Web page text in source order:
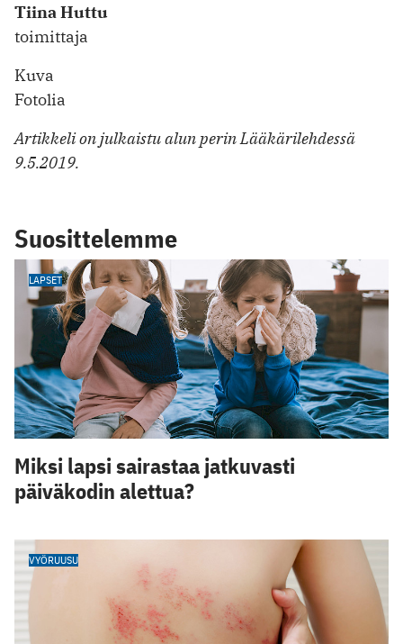
Tiina Huttu
toimittaja
Kuva
Fotolia
Artikkeli on julkaistu alun perin Lääkärilehdessä
9.5.2019.
Suosittelemme
LAPSET
Miksi lapsi sairastaa jatkuvasti
päiväkodin alettua?
VYÖRUUSU